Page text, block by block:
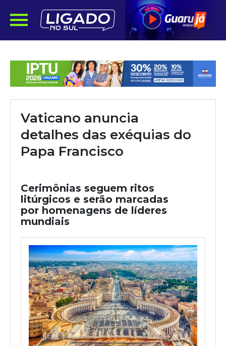
Vaticano anuncia
detalhes das exéquias do
Papa Francisco
Cerimônias seguem ritos
litúrgicos e serão marcadas
por homenagens de líderes
mundiais